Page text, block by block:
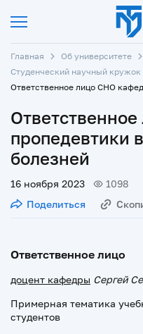
Главная Об университете
Студенческий научный кружок
пропедевтики
болезней
16 ноября 2023
1098
Поделиться
Ответственное лицо
доцент кафедры Сергей
Примерная тематика
студентов